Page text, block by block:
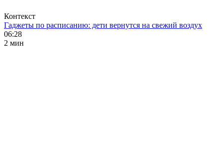
Контекст
Гаджеты по расписанию: дети вернутся на свежий воздух
06:28
2 мин